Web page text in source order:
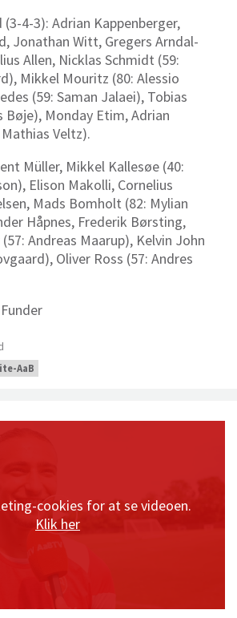
4-3): Adrian Kappenberger,
Jonathan Witt, Gregers Arndal-
Allen, Nicklas Schmidt (59:
Mikkel Mouritz (80: Alessio
(59: Saman Jalaei), Tobias
Bøje), Monday Etim, Adrian
Veltz).
Müller, Mikkel Kallesøe (40:
Elison Makolli, Cornelius
Mads Bomholt (82: Mylian
Håpnes, Frederik Børsting,
Andreas Maarup), Kelvin John
Oliver Ross (57: Andres
AaB
cookies for at se videoen.
Klik her